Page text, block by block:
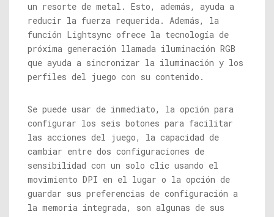
un resorte de metal. Esto, además, ayuda a
reducir la fuerza requerida. Además, la
función Lightsync ofrece la tecnología de
próxima generación llamada iluminación RGB
que ayuda a sincronizar la iluminación y los
perfiles del juego con su contenido.
Se puede usar de inmediato, la opción para
configurar los seis botones para facilitar
las acciones del juego, la capacidad de
cambiar entre dos configuraciones de
sensibilidad con un solo clic usando el
movimiento DPI en el lugar o la opción de
guardar sus preferencias de configuración a
la memoria integrada, son algunas de sus